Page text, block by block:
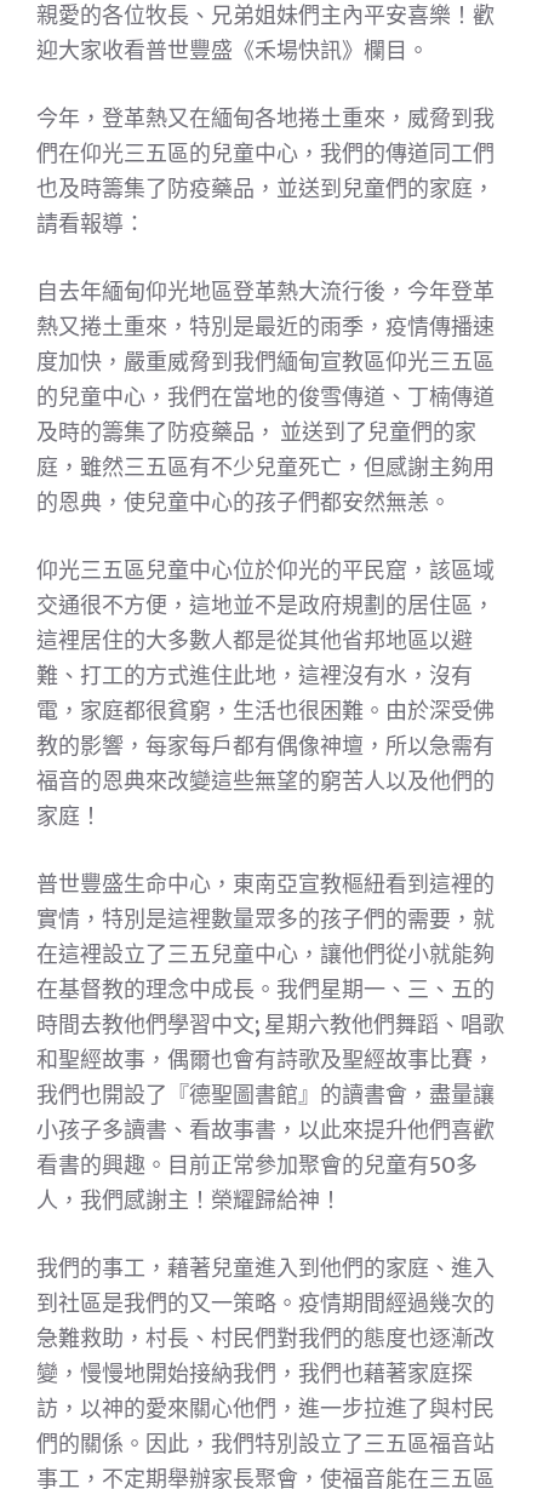
親愛的各位牧長、兄弟姐妹們主內平安喜樂！歡
迎大家收看普世豐盛《禾場快訊》欄目。
今年，登革熱又在緬甸各地捲土重來，威脅到我
們在仰光三五區的兒童中心，我們的傳道同工們
也及時籌集了防疫藥品，並送到兒童們的家庭，
請看報導：
自去年緬甸仰光地區登革熱大流行後，今年登革
熱又捲土重來，特別是最近的雨季，疫情傳播速
度加快，嚴重威脅到我們緬甸宣教區仰光三五區
的兒童中心，我們在當地的俊雪傳道、丁楠傳道
及時的籌集了防疫藥品， 並送到了兒童們的家
庭，雖然三五區有不少兒童死亡，但感謝主夠用
的恩典，使兒童中心的孩子們都安然無恙。
仰光三五區兒童中心位於仰光的平民窟，該區域
交通很不方便，這地並不是政府規劃的居住區，
這裡居住的大多數人都是從其他省邦地區以避
難、打工的方式進住此地，這裡沒有水，沒有
電，家庭都很貧窮，生活也很困難。由於深受佛
教的影響，每家每戶都有偶像神壇，所以急需有
福音的恩典來改變這些無望的窮苦人以及他們的
家庭！
普世豐盛生命中心，東南亞宣教樞紐看到這裡的
實情，特別是這裡數量眾多的孩子們的需要，就
在這裡設立了三五兒童中心，讓他們從小就能夠
在基督教的理念中成長。我們星期一、三、五的
時間去教他們學習中文; 星期六教他們舞蹈、唱歌
和聖經故事，偶爾也會有詩歌及聖經故事比賽，
我們也開設了『德聖圖書館』的讀書會，盡量讓
小孩子多讀書、看故事書，以此來提升他們喜歡
看書的興趣。目前正常參加聚會的兒童有50多
人，我們感謝主！榮耀歸給神！
我們的事工，藉著兒童進入到他們的家庭、進入
到社區是我們的又一策略。疫情期間經過幾次的
急難救助，村長、村民們對我們的態度也逐漸改
變，慢慢地開始接納我們，我們也藉著家庭探
訪，以神的愛來關心他們，進一步拉進了與村民
們的關係。因此，我們特別設立了三五區福音站
事工，不定期舉辦家長聚會，使福音能在三五區